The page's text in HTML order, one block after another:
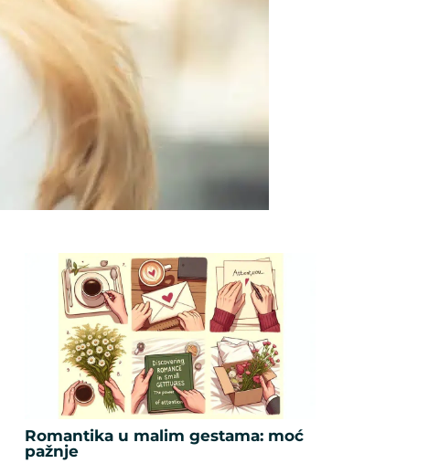
Romantika u malim gestama: moć
pažnje